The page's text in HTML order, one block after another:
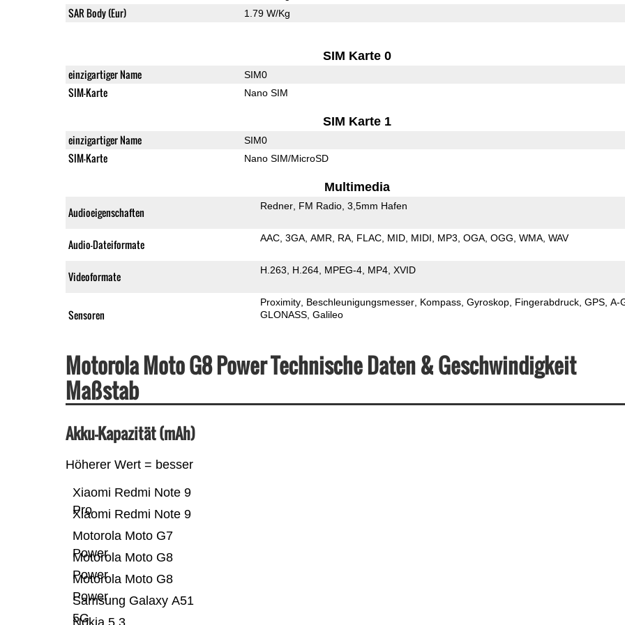
SAR Body (Eur) 1.79 W/Kg
SIM Karte 0
einzigartiger Name SIM0
SIM-Karte Nano SIM
SIM Karte 1
einzigartiger Name SIM0
SIM-Karte Nano SIM/MicroSD
Multimedia
Audioeigenschaften Redner FM Radio 3,5mm Hafen
Audio-Dateiformate AAC 3GA AMR RA FLAC MID MIDI MP3 OGA OGG WMA WAV
Videoformate H.263 H.264 MPEG-4 MP4 XVID
Sensoren
Proximity Beschleunigungsmesser Kompass Gyroskop Fingerabdruck GPS A-
GLONASS Galileo
Motorola Moto G8 Power Technische Daten & Geschwindigkeit
Maßstab
Akku-Kapazität (mAh)
Höherer Wert = besser
Nokia 5.3
Samsung Galaxy A51
5G
Motorola Moto G8
Power
Motorola Moto G8
Power
Motorola Moto G7
Power
Xiaomi Redmi Note 9
Xiaomi Redmi Note 9
Pro